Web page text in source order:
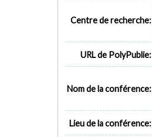
Centre de recherche:
URL de PolyPublie:
Nom de la conférence:
Lieu de la conférence: